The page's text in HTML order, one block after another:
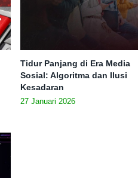
Tidur Panjang di Era Media
Sosial: Algoritma dan Ilusi
Kesadaran
27 Januari 2026